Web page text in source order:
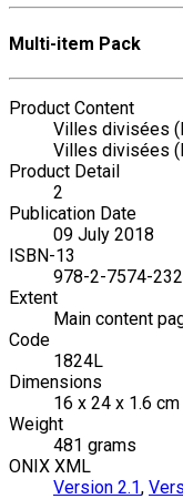
Multi-item Pack
Product Content
Villes divisées
Villes divisées
Product Detail
2
Publication Date
09 July 2018
ISBN-13
978-2-7574-
Extent
Main content
Code
1824L
Dimensions
16 x 24 x 1.6 cm
Weight
481 grams
ONIX XML
Version 2.1,